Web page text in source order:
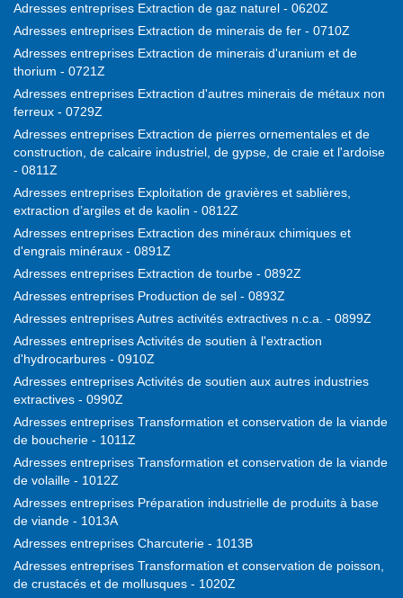
Adresses entreprises Extraction de gaz naturel - 0620Z
Adresses entreprises Extraction de minerais de fer - 0710Z
Adresses entreprises Extraction de minerais d'uranium et de
thorium - 0721Z
Adresses entreprises Extraction d'autres minerais de métaux non
ferreux - 0729Z
Adresses entreprises Extraction de pierres ornementales et de
construction, de calcaire industriel, de gypse, de craie et l'ardoise
- 0811Z
Adresses entreprises Exploitation de gravières et sablières,
extraction d’argiles et de kaolin - 0812Z
Adresses entreprises Extraction des minéraux chimiques et
d'engrais minéraux - 0891Z
Adresses entreprises Extraction de tourbe - 0892Z
Adresses entreprises Production de sel - 0893Z
Adresses entreprises Autres activités extractives n.c.a. - 0899Z
Adresses entreprises Activités de soutien à l'extraction
d'hydrocarbures - 0910Z
Adresses entreprises Activités de soutien aux autres industries
extractives - 0990Z
Adresses entreprises Transformation et conservation de la viande
de boucherie - 1011Z
Adresses entreprises Transformation et conservation de la viande
de volaille - 1012Z
Adresses entreprises Préparation industrielle de produits à base
de viande - 1013A
Adresses entreprises Charcuterie - 1013B
Adresses entreprises Transformation et conservation de poisson,
de crustacés et de mollusques - 1020Z